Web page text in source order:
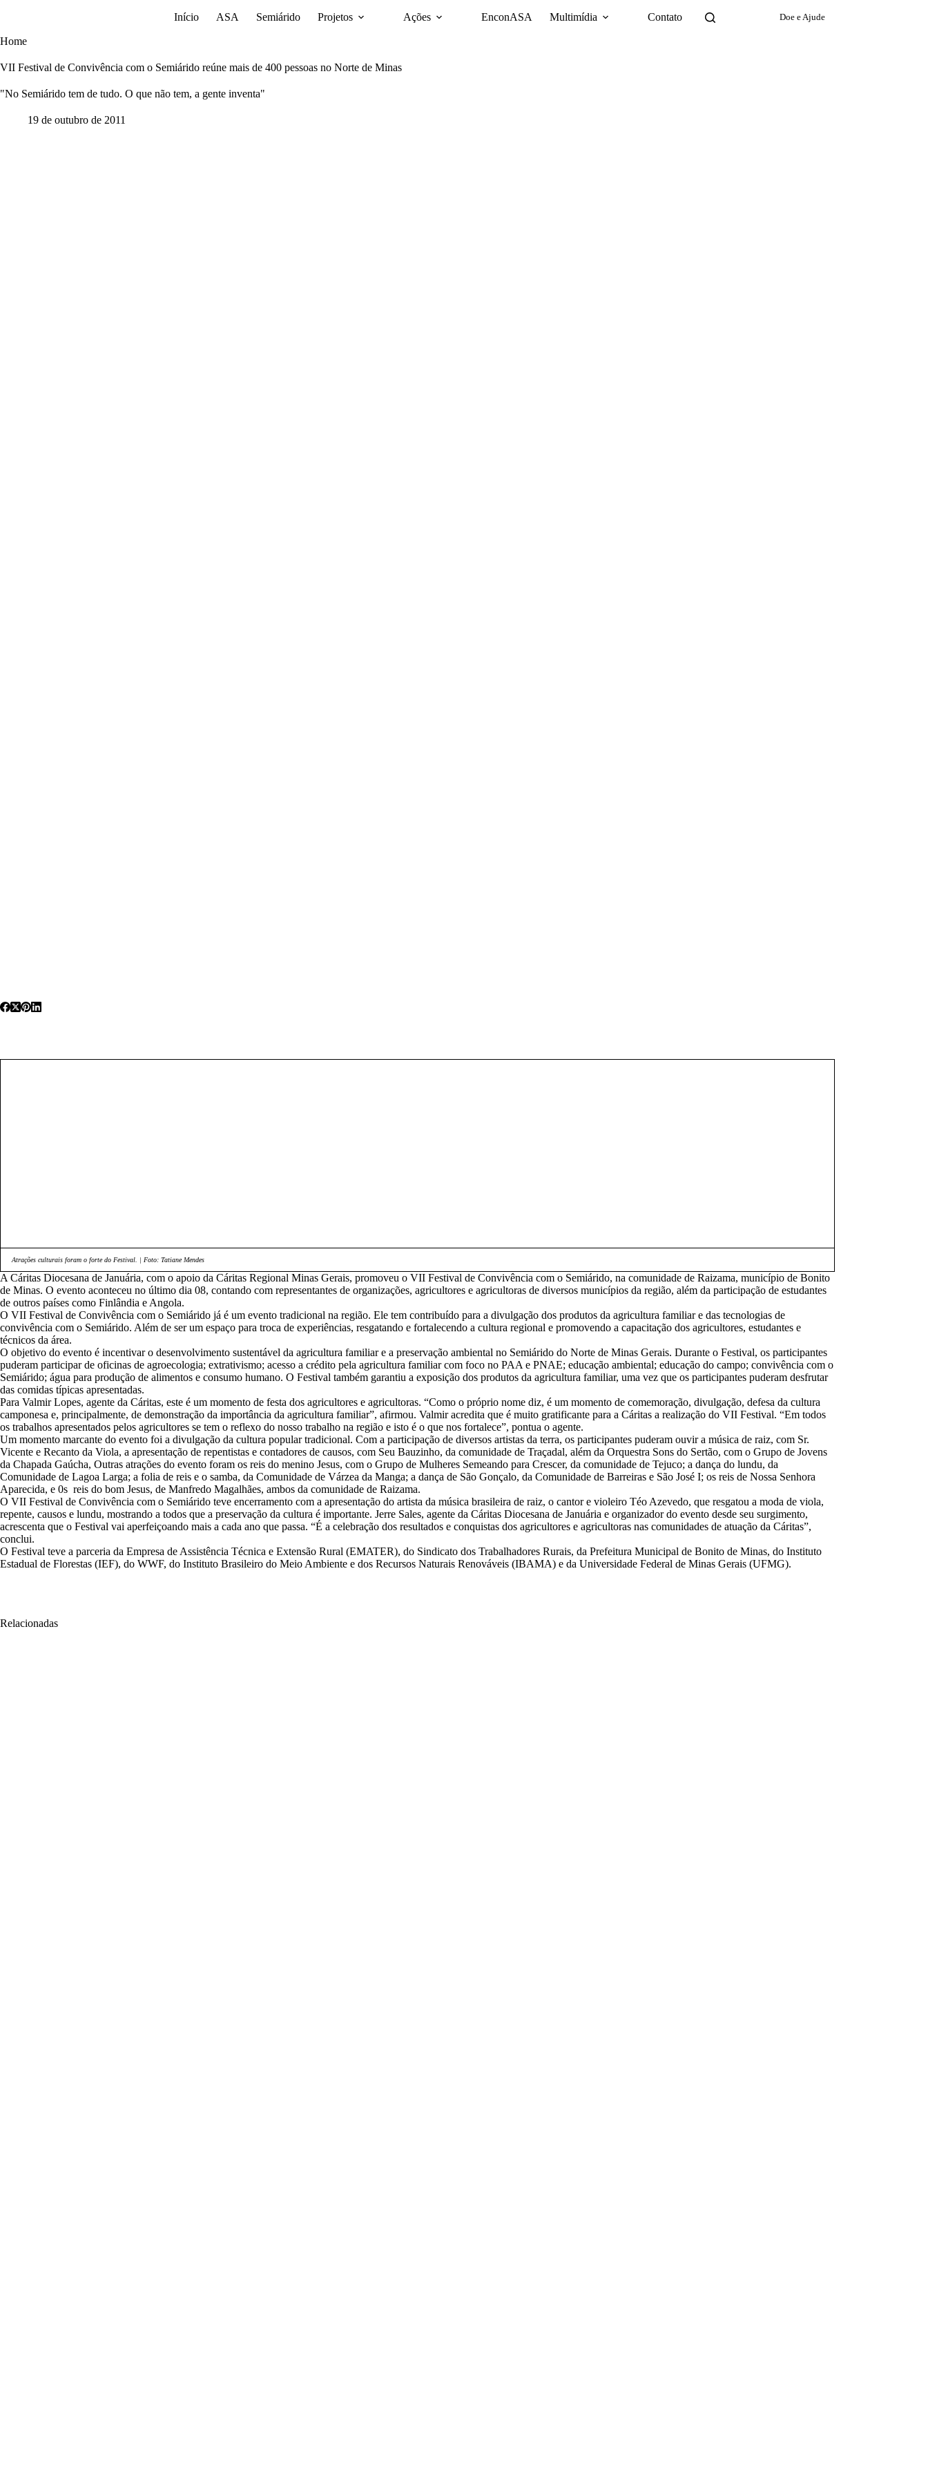
conteúdo
Início ASA Semiárido Projetos Ações EnconASA Multimídia Contato Doe e Ajude
Home
VII Festival de Convivência com o Semiárido reúne mais de 400 pessoas no Norte de Minas
"No Semiárido tem de tudo. O que não tem, a gente inventa"
19 de outubro de 2011
Atrações culturais foram o forte do Festival. | Foto: Tatiane Mendes
A Cáritas Diocesana de Januária, com o apoio da Cáritas Regional Minas Gerais, promoveu o VII Festival de Convivência com o Semiárido, na comunidade de Raizama, município de Bonito
de Minas. O evento aconteceu no último dia 08, contando com representantes de organizações, agricultores e agricultoras de diversos municípios da região, além da participação de estudantes
de outros países como Finlândia e Angola.
O VII Festival de Convivência com o Semiárido já é um evento tradicional na região. Ele tem contribuído para a divulgação dos produtos da agricultura familiar e das tecnologias de
convivência com o Semiárido. Além de ser um espaço para troca de experiências, resgatando e fortalecendo a cultura regional e promovendo a capacitação dos agricultores, estudantes e
técnicos da área.
O objetivo do evento é incentivar o desenvolvimento sustentável da agricultura familiar e a preservação ambiental no Semiárido do Norte de Minas Gerais. Durante o Festival, os participantes
puderam participar de oficinas de agroecologia; extrativismo; acesso a crédito pela agricultura familiar com foco no PAA e PNAE; educação ambiental; educação do campo; convivência com o
Semiárido; água para produção de alimentos e consumo humano. O Festival também garantiu a exposição dos produtos da agricultura familiar, uma vez que os participantes puderam desfrutar
das comidas típicas apresentadas.
Para Valmir Lopes, agente da Cáritas, este é um momento de festa dos agricultores e agricultoras. “Como o próprio nome diz, é um momento de comemoração, divulgação, defesa da cultura
camponesa e, principalmente, de demonstração da importância da agricultura familiar”, afirmou. Valmir acredita que é muito gratificante para a Cáritas a realização do VII Festival. “Em todos
os trabalhos apresentados pelos agricultores se tem o reflexo do nosso trabalho na região e isto é o que nos fortalece”, pontua o agente.
Um momento marcante do evento foi a divulgação da cultura popular tradicional. Com a participação de diversos artistas da terra, os participantes puderam ouvir a música de raiz, com Sr.
Vicente e Recanto da Viola, a apresentação de repentistas e contadores de causos, com Seu Bauzinho, da comunidade de Traçadal, além da Orquestra Sons do Sertão, com o Grupo de Jovens
da Chapada Gaúcha, Outras atrações do evento foram os reis do menino Jesus, com o Grupo de Mulheres Semeando para Crescer, da comunidade de Tejuco; a dança do lundu, da
Comunidade de Lagoa Larga; a folia de reis e o samba, da Comunidade de Várzea da Manga; a dança de São Gonçalo, da Comunidade de Barreiras e São José I; os reis de Nossa Senhora
Aparecida, e 0s reis do bom Jesus, de Manfredo Magalhães, ambos da comunidade de Raizama.
O VII Festival de Convivência com o Semiárido teve encerramento com a apresentação do artista da música brasileira de raiz, o cantor e violeiro Téo Azevedo, que resgatou a moda de viola,
repente, causos e lundu, mostrando a todos que a preservação da cultura é importante. Jerre Sales, agente da Cáritas Diocesana de Januária e organizador do evento desde seu surgimento,
acrescenta que o Festival vai aperfeiçoando mais a cada ano que passa. “É a celebração dos resultados e conquistas dos agricultores e agricultoras nas comunidades de atuação da Cáritas”,
conclui.
O Festival teve a parceria da Empresa de Assistência Técnica e Extensão Rural (EMATER), do Sindicato dos Trabalhadores Rurais, da Prefeitura Municipal de Bonito de Minas, do Instituto
Estadual de Florestas (IEF), do WWF, do Instituto Brasileiro do Meio Ambiente e dos Recursos Naturais Renováveis (IBAMA) e da Universidade Federal de Minas Gerais (UFMG).
Relacionadas